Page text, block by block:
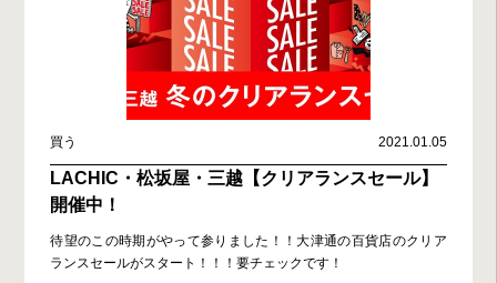
買う 2021.01.05
LACHIC・松坂屋・三越【クリアランスセール】
開催中！
待望のこの時期がやって参りました！！大津通の百貨店のクリア
ランスセールがスタート！！！要チェックです！